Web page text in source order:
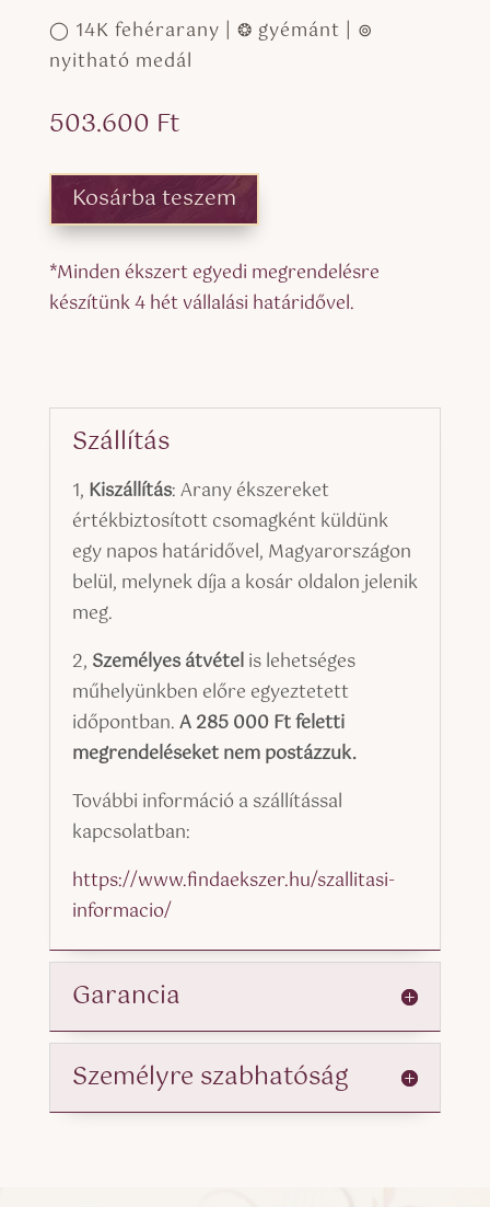
◯ 14K fehérarany | ❂ gyémánt | ⊚
nyitható medál
503.600 Ft
Kosárba teszem
*Minden ékszert egyedi megrendelésre
készítünk 4 hét vállalási határidővel.
Szállítás
1, Kiszállítás: Arany ékszereket
értékbiztosított csomagként küldünk
egy napos határidővel, Magyarországon
belül, melynek díja a kosár oldalon jelenik
meg.
2, Személyes átvételis lehetséges
műhelyünkben előre egyeztetett
időpontban.A 285 000 Ft feletti
megrendeléseket nem postázzuk.
További információ a szállítással
kapcsolatban:
https://www.findaekszer.hu/szallitasi-
informacio/
Garancia
Személyre szabhatóság